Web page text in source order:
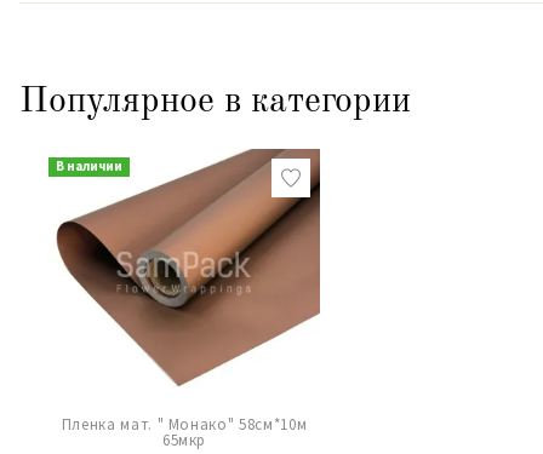
Популярное в категории
В наличии
Пленка мат. " Монако" 58см*10м
65мкр